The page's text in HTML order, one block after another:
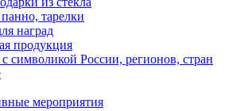
тарелки
наград
продукция
символикой России, регионов, стран
мероприятия